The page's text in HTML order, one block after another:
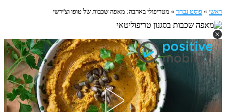
ראשי » פוסט נבחר » מטריפולי באהבה: מאפה שכבות של טופו וצ'ירשי